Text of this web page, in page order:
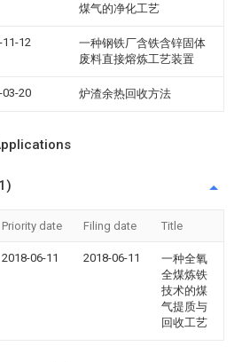
煤气的净化工艺
12
一种钢铁厂含铁含锌固体
废料直接熔炼工艺装置
03-20 炉渣余热回收方法
Priority date Filing date Title
2018-06-11 2018-06-11
一种全氧
全煤炼铁
技术的煤
气提质与
回收工艺